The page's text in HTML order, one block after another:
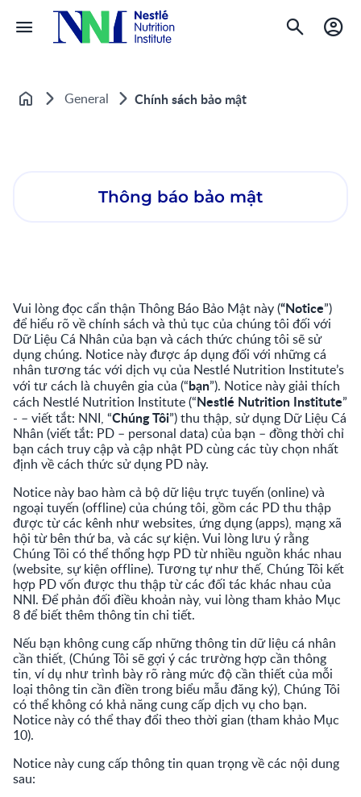
Trang chủGeneral Chính sách bảo mật
Thông báo bảo mật
Vui lòng đọc cẩn thận Thông Báo Bảo Mật này (“Notice”)
để hiểu rõ về chính sách và thủ tục của chúng tôi đối với
Dữ Liệu Cá Nhân của bạn và cách thức chúng tôi sẽ sử
dụng chúng. Notice này được áp dụng đối với những cá
nhân tương tác với dịch vụ của Nestlé Nutrition Institute’s
với tư cách là chuyên gia của (“bạn”). Notice này giải thích
cách Nestlé Nutrition Institute (“Nestlé Nutrition Institute”
- – viết tắt: NNI, “Chúng Tôi”) thu thập, sử dụng Dữ Liệu Cá
Nhân (viết tắt: PD – personal data) của bạn – đồng thời chỉ
bạn cách truy cập và cập nhật PD cùng các tùy chọn nhất
định về cách thức sử dụng PD này.
Notice này bao hàm cả bộ dữ liệu trực tuyến (online) và
ngoại tuyến (offline) của chúng tôi, gồm các PD thu thập
được từ các kênh như websites, ứng dụng (apps), mạng xã
hội từ bên thứ ba, và các sự kiện. Vui lòng lưu ý rằng
Chúng Tôi có thể thổng hợp PD từ nhiều nguồn khác nhau
(website, sự kiện offline). Tương tự như thế, Chúng Tôi kết
hợp PD vốn được thu thập từ các đối tác khác nhau của
NNI. Để phản đối điều khoản này, vui lòng tham khảo Mục
8 để biết thêm thông tin chi tiết.
Nếu bạn không cung cấp những thông tin dữ liệu cá nhân
cần thiết, (Chúng Tôi sẽ gợi ý các trường hợp cần thông
tin, ví dụ như trình bày rõ ràng mức độ cần thiết của mỗi
loại thông tin cần điền trong biểu mẫu đăng ký), Chúng Tôi
có thể không có khả năng cung cấp dịch vụ cho bạn.
Notice này có thể thay đổi theo thời gian (tham khảo Mục
10).
Notice này cung cấp thông tin quan trọng về các nội dung
sau: